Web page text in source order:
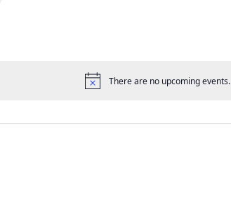
공
항
There are no upcoming events.